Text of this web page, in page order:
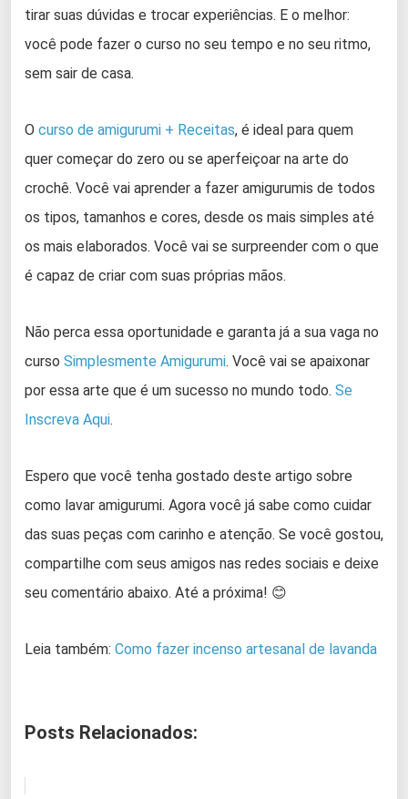
tirar suas dúvidas e trocar experiências. E o melhor:
você pode fazer o curso no seu tempo e no seu ritmo,
sem sair de casa.
O curso de amigurumi + Receitas, é ideal para quem
quer começar do zero ou se aperfeiçoar na arte do
crochê. Você vai aprender a fazer amigurumis de todos
os tipos, tamanhos e cores, desde os mais simples até
os mais elaborados. Você vai se surpreender com o que
é capaz de criar com suas próprias mãos.
Não perca essa oportunidade e garanta já a sua vaga no
curso Simplesmente Amigurumi. Você vai se apaixonar
por essa arte que é um sucesso no mundo todo. Se
Inscreva Aqui.
Espero que você tenha gostado deste artigo sobre
como lavar amigurumi. Agora você já sabe como cuidar
das suas peças com carinho e atenção. Se você gostou,
compartilhe com seus amigos nas redes sociais e deixe
seu comentário abaixo. Até a próxima! 😊
Leia também: Como fazer incenso artesanal de lavanda
Posts Relacionados: